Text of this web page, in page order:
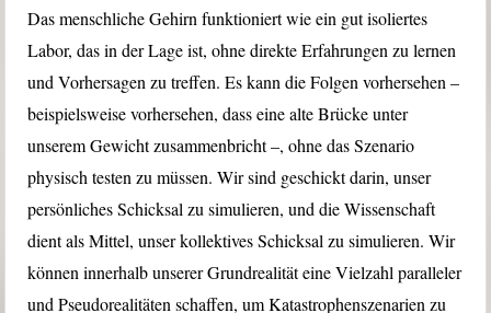
Das menschliche Gehirn funktioniert wie ein gut isoliertes
Labor, das in der Lage ist, ohne direkte Erfahrungen zu lernen
und Vorhersagen zu treffen. Es kann die Folgen vorhersehen –
beispielsweise vorhersehen, dass eine alte Brücke unter
unserem Gewicht zusammenbricht –, ohne das Szenario
physisch testen zu müssen. Wir sind geschickt darin, unser
persönliches Schicksal zu simulieren, und die Wissenschaft
dient als Mittel, unser kollektives Schicksal zu simulieren. Wir
können innerhalb unserer Grundrealität eine Vielzahl paralleler
und Pseudorealitäten schaffen, um Katastrophenszenarien zu